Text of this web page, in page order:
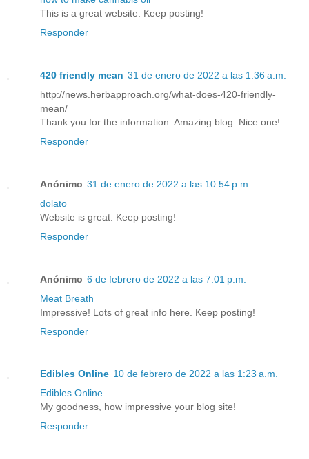
This is a great website. Keep posting!
Responder
420 friendly mean 31 de enero de 2022 a las 1:36 a.m.
http://news.herbapproach.org/what-does-420-friendly-
mean/
Thank you for the information. Amazing blog. Nice one!
Responder
Anónimo 31 de enero de 2022 a las 10:54 p.m.
dolato
Website is great. Keep posting!
Responder
Anónimo 6 de febrero de 2022 a las 7:01 p.m.
Meat Breath
Impressive! Lots of great info here. Keep posting!
Responder
Edibles Online 10 de febrero de 2022 a las 1:23 a.m.
Edibles Online
My goodness, how impressive your blog site!
Responder